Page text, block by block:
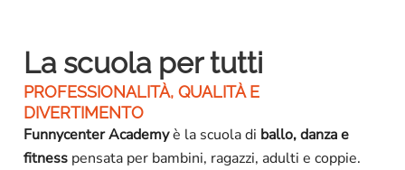
La scuola per tutti
PROFESSIONALITÀ, QUALITÀ E
DIVERTIMENTO
Funnycenter Academyè la scuola di ballo, danza e
fitness pensata per bambini, ragazzi, adulti e coppie.